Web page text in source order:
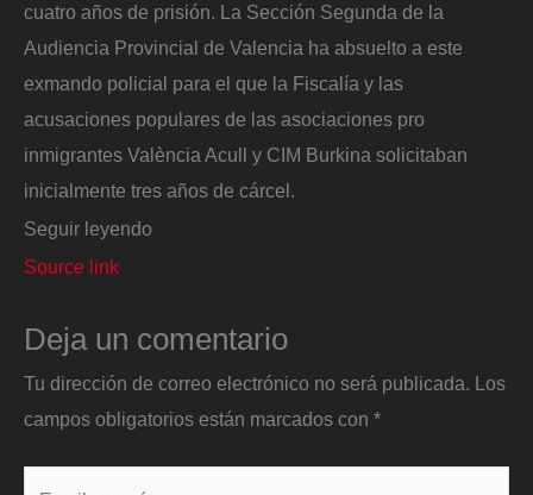
cuatro años de prisión. La Sección Segunda de la
Audiencia Provincial de Valencia ha absuelto a este
exmando policial para el que la Fiscalía y las
acusaciones populares de las asociaciones pro
inmigrantes València Acull y CIM Burkina solicitaban
inicialmente tres años de cárcel.
Seguir leyendo
Source link
Deja un comentario
Tu dirección de correo electrónico no será publicada. Los
campos obligatorios están marcados con *